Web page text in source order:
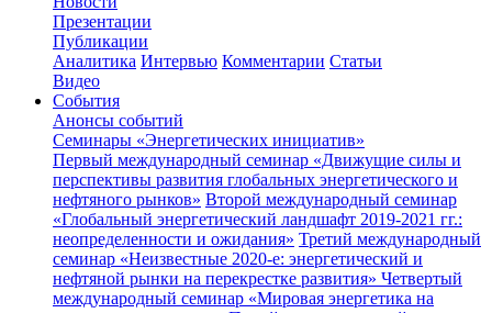
Презентации
Публикации
Аналитика Интервью Комментарии Статьи
Видео
События
Анонсы событий
Семинары «Энергетических инициатив»
Первый международный семинар «Движущие силы и
перспективы развития глобальных энергетического и
нефтяного рынков» Второй международный семинар
«Глобальный энергетический ландшафт 2019-2021 гг.:
неопределенности и ожидания» Третий международный
семинар «Неизвестные 2020-е: энергетический и
нефтяной рынки на перекрестке развития» Четвертый
международный семинар «Мировая энергетика на